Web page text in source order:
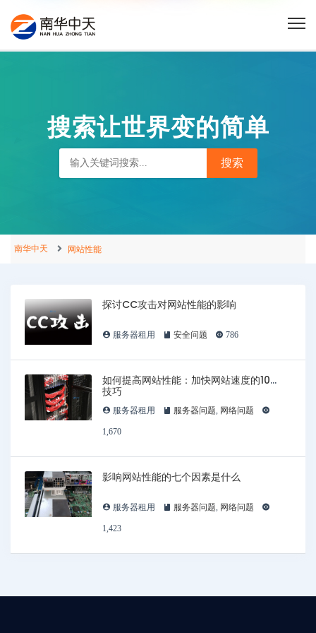
搜索让世界变的简单
南华中天 网站性能
探讨CC攻击对网站性能的影响
服务器租用 安全问题 786
如何提高网站性能：加快网站速度的10个
技巧
服务器租用 服务器问题, 网络问题
1,670
影响网站性能的七个因素是什么
服务器租用 服务器问题, 网络问题
1,423